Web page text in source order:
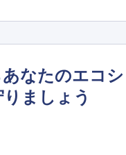
なたのエコシ
ましょう